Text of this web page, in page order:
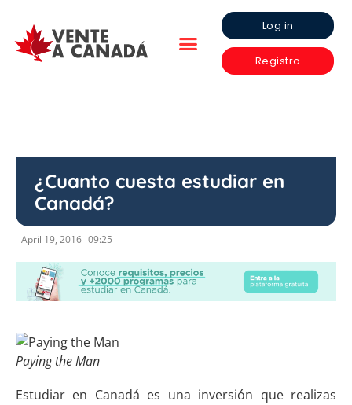
Log in
Registro
¿Cuanto cuesta estudiar en
Canadá?
April 19, 2016 09:25
Paying the Man
Estudiar en Canadá es una inversión que realizas